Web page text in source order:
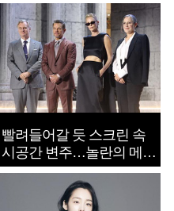
빨려들어갈 듯 스크린 속
시공간 변주…놀란의 메시
지는 ‘전쟁 속죄’